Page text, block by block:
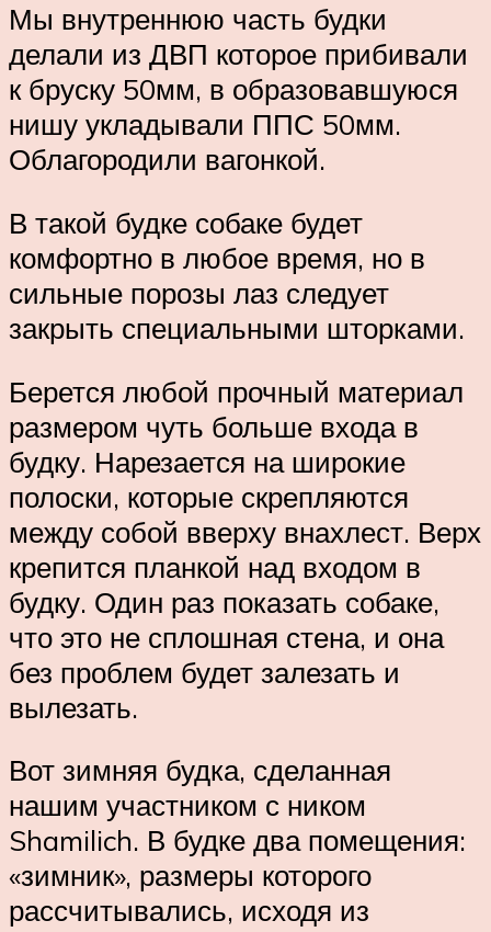
Мы внутреннюю часть будки
делали из ДВП которое прибивали
к бруску 50мм, в образовавшуюся
нишу укладывали ППС 50мм.
Облагородили вагонкой.
В такой будке собаке будет
комфортно в любое время, но в
сильные порозы лаз следует
закрыть специальными шторками.
Берется любой прочный материал
размером чуть больше входа в
будку. Нарезается на широкие
полоски, которые скрепляются
между собой вверху внахлест. Верх
крепится планкой над входом в
будку. Один раз показать собаке,
что это не сплошная стена, и она
без проблем будет залезать и
вылезать.
Вот зимняя будка, сделанная
нашим участником с ником
Shamilich. В будке два помещения:
«зимник», размеры которого
рассчитывались, исходя из